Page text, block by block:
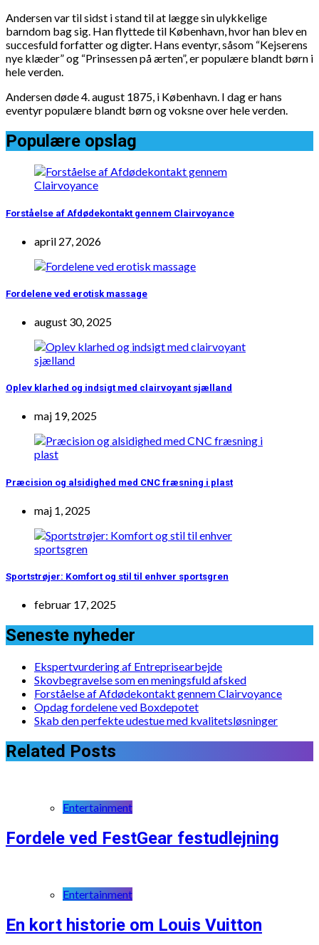
Andersen var til sidst i stand til at lægge sin ulykkelige
barndom bag sig. Han flyttede til København, hvor han blev en
succesfuld forfatter og digter. Hans eventyr, såsom “Kejserens
nye klæder” og “Prinsessen på ærten”, er populære blandt børn i
hele verden.
Andersen døde 4. august 1875, i København. I dag er hans
eventyr populære blandt børn og voksne over hele verden.
Populære opslag
Forståelse af Afdødekontakt gennem Clairvoyance
april 27, 2026
Fordelene ved erotisk massage
august 30, 2025
Oplev klarhed og indsigt med clairvoyant sjælland
maj 19, 2025
Præcision og alsidighed med CNC fræsning i plast
maj 1, 2025
Sportstrøjer: Komfort og stil til enhver sportsgren
februar 17, 2025
Seneste nyheder
Ekspertvurdering af Entreprisearbejde
Skovbegravelse som en meningsfuld afsked
Forståelse af Afdødekontakt gennem Clairvoyance
Opdag fordelene ved Boxdepotet
Skab den perfekte udestue med kvalitetsløsninger
Related Posts
Entertainment
Fordele ved FestGear festudlejning
Entertainment
En kort historie om Louis Vuitton